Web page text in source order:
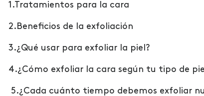
1.Tratamientos para la cara
2.Beneficios de la exfoliación
3.¿Qué usar para exfoliar la piel?
4.¿Cómo exfoliar la cara según tu tipo de
5.¿Cada cuánto tiempo debemos exfoliar